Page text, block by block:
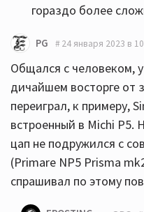
гораздо более
PG 24 января 2023 в
Общался с человеком, у
дичайшем восторге от
переиграл, к примеру,
встроенный в Michi P5.
цап не подружился с
(Primare NP5 Prisma
спрашивал по этому